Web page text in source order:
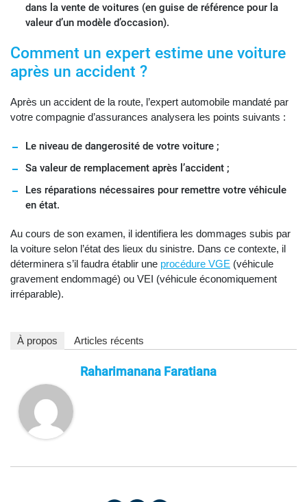
dans la vente de voitures (en guise de référence pour la
valeur d’un modèle d’occasion).
Comment un expert estime une voiture
après un accident ?
Après un accident de la route, l’expert automobile mandaté par
votre compagnie d’assurances analysera les points suivants :
Le niveau de dangerosité de votre voiture ;
Sa valeur de remplacement après l’accident ;
Les réparations nécessaires pour remettre votre véhicule
en état.
Au cours de son examen, il identifiera les dommages subis par
la voiture selon l’état des lieux du sinistre. Dans ce contexte, il
déterminera s’il faudra établir une procédure VGE (véhicule
gravement endommagé) ou VEI (véhicule économiquement
irréparable).
À propos Articles récents
Raharimanana Faratiana